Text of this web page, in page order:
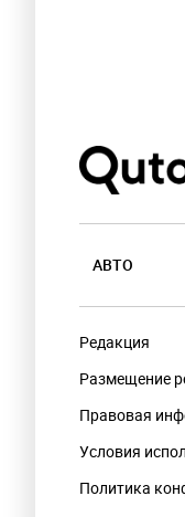
АВТО
Редакция
Размещение
Правовая
Условия
Политика